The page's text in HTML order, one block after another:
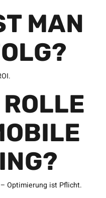
MAN
Optimierung ist Pflicht.